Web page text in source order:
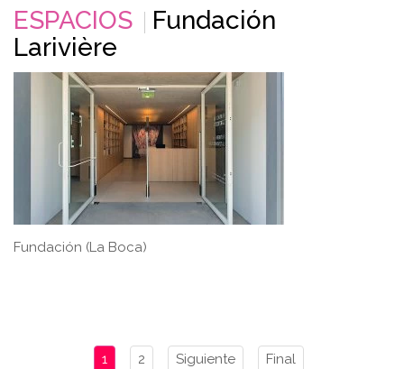
ESPACIOS
Fundación
Larivière
Fundación (La Boca)
1 2 Siguiente Final